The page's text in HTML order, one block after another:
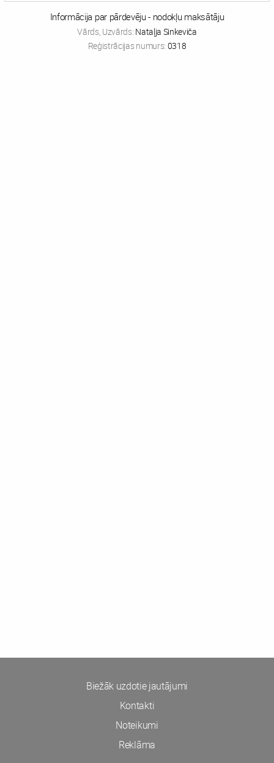
Informācija par pārdevēju - nodokļu maksātāju
Vārds, Uzvārds: Nataļja Sinkeviča
Reģistrācijas numurs: 0318
Biežāk uzdotie jautājumi
Kontakti
Noteikumi
Reklāma